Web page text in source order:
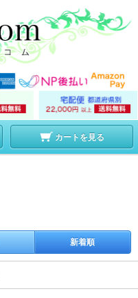
カートを見る
新着順